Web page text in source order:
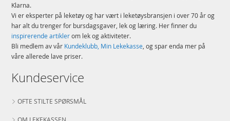
Klarna.
Vi er eksperter på leketøy og har vært i leketøysbransjen i over 70 år og
har alt du trenger for bursdagsgaver, lek og læring. Her finner du
inspirerende artiklerom lek og aktiviteter.
Bli medlem av vår Kundeklubb, Min Lekekasse, og spar enda mer på
våre allerede lave priser.
Kundeservice
OFTE STILTE SPØRSMÅL